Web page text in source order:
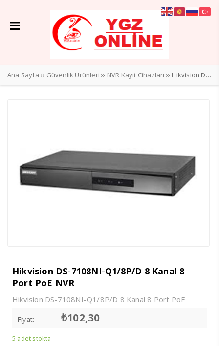
Ana Sayfa ›› Güvenlik Ürünleri ›› NVR Kayıt Cihazları ›› Hikvision DS-7108NI-Q1/8P/D 8 Kanal 8 Port PoE NVR
Hikvision DS-7108NI-Q1/8P/D 8 Kanal 8
Port PoE NVR
Hikvision DS-7108NI-Q1/8P/D 8 Kanal 8 Port PoE
Metal Kasa NVR Kayıt Cihazı
Fiyat: ₺102,30
5 adet stokta